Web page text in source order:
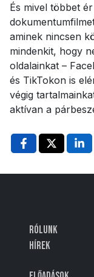
És mivel többet
aminek nincsen
mindenkit, hogy
oldalainkat –
és TikTokon is
végig
aktívan a
Rólunk
Hírek